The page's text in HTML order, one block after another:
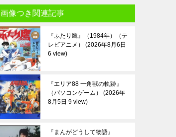
画像つき関連記事
『ふたり鷹』（1984年）（テ
レビアニメ）
2026年8月6日
6 view
『エリア88 一角獣の軌跡』
（パソコンゲーム）
2026年
8月5日 9 view
『まんがどうして物語』